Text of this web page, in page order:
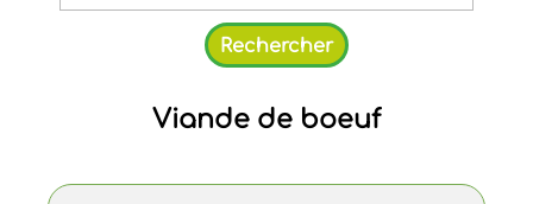
Viande de boeuf